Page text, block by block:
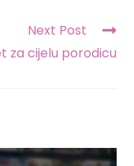
Next Post
za cijelu porodicu